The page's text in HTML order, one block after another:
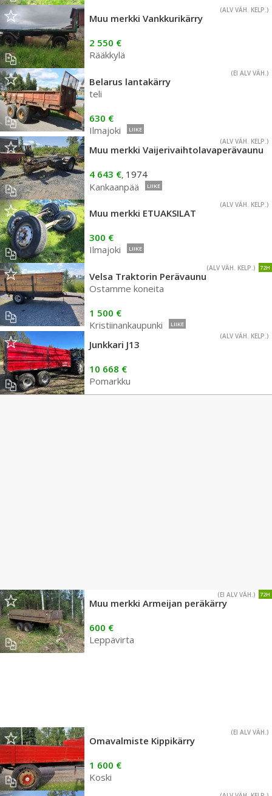
(ALV VÄH. KELP.)
Muu merkki Vankkurikärry
2 550 €
Rääkkylä
(EI ALV VÄH.)
Belarus lantakärry
teli
630 €
Ilmajoki
LIIKE
(ALV VÄH. KELP.)
Muu merkki Vaijerivaihtolavaperävaunu
4 643 €, 1974
Kankaanpää
LIIKE
(ALV VÄH. KELP.)
Muu merkki ETUAKSILAT
300 €
Ilmajoki
LIIKE
72H
(ALV VÄH. KELP.)
Velsa Traktorin Perävaunu
Ostamme koneita
1 500 €
Kristiinankaupunki
LIIKE
(ALV VÄH. KELP.)
Junkkari J13
10 668 €
Pomarkku
72H
(EI ALV VÄH.)
Muu merkki Armeijan peräkärry
600 €
Leppävirta
(EI ALV VÄH.)
Omavalmiste Kippikärry
1 600 €
Koski